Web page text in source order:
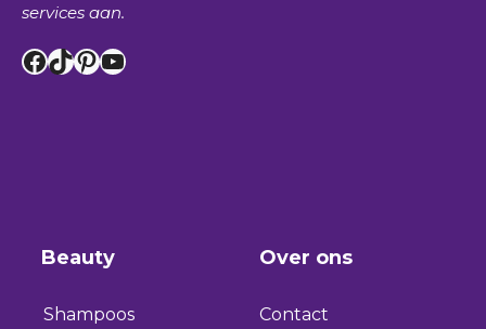
services aan.
Facebook
TikTok
Pinterest
YouTube
Beauty
Shampoos
Over ons
Contact